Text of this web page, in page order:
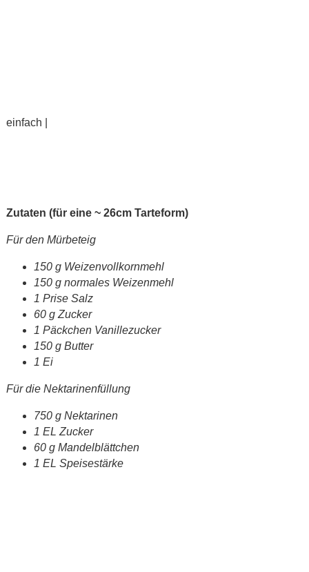
einfach |
Zutaten (für eine ~ 26cm Tarteform)
Für den Mürbeteig
150 g Weizenvollkornmehl
150 g normales Weizenmehl
1 Prise Salz
60 g Zucker
1 Päckchen Vanillezucker
150 g Butter
1 Ei
Für die Nektarinenfüllung
750 g Nektarinen
1 EL Zucker
60 g Mandelblättchen
1 EL Speisestärke